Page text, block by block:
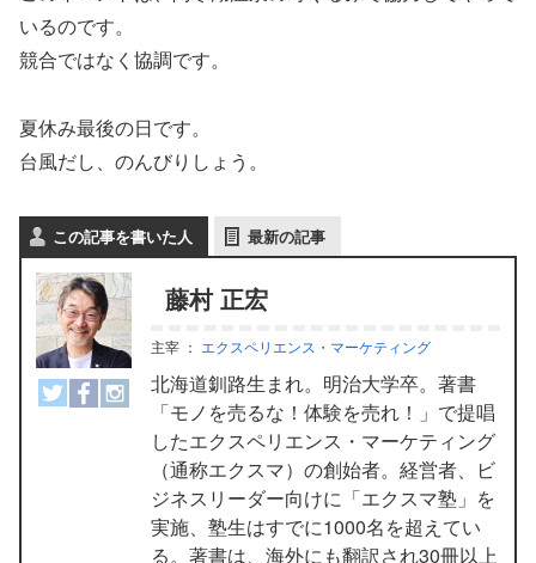
いるのです。
競合ではなく協調です。
夏休み最後の日です。
台風だし、のんびりしょう。
この記事を書いた人 最新の記事
藤村 正宏
主宰 ： エクスペリエンス・マーケティング
北海道釧路生まれ。明治大学卒。著書
「モノを売るな！体験を売れ！」で提唱
したエクスペリエンス・マーケティング
（通称エクスマ）の創始者。経営者、ビ
ジネスリーダー向けに「エクスマ塾」を
実施、塾生はすでに1000名を超えてい
る。著書は、海外にも翻訳され30冊以上